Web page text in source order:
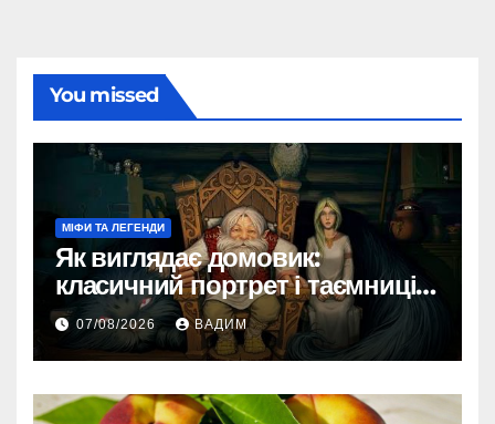
You missed
МІФИ ТА ЛЕГЕНДИ
Як виглядає домовик:
класичний портрет і таємниці
зовнішності
07/08/2026 ВАДИМ